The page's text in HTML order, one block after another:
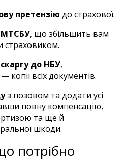
претензію до страхової.
МТСБУ, що збільшить вам
страховиком.
до НБУ,
копії всіх документів.
з позовом та додати усі
повну компенсацію,
та ще й
шкоди.
потрібно